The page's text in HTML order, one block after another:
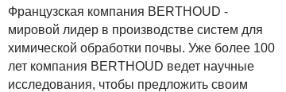
Французская компания BERTHOUD -
мировой лидер в производстве систем для
химической обработки почвы. Уже более 100
лет компания BERTHOUD ведет научные
исследования, чтобы предложить своим